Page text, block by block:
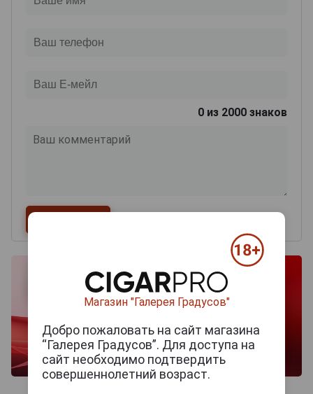
0 из 2000 знаков
Магазин "Галерея Градусов"
Добро пожаловать на сайт магазина
“Галерея Градусов”. Для доступа на
сайт необходимо подтвердить
совершеннолетний возраст.